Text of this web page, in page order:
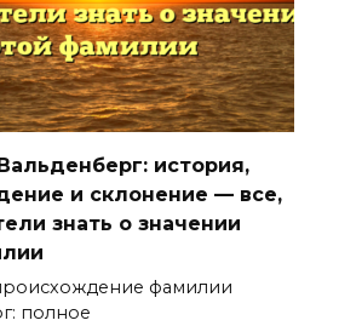
история,
и склонение — все,
знать о значении
фамилии
полное